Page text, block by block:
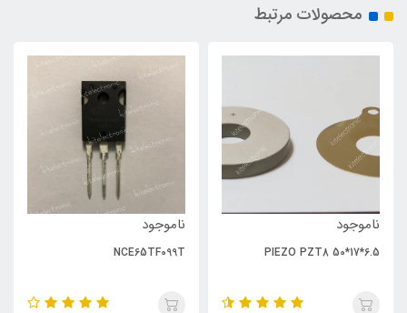
محصولات مرتبط
ناموجود
PIEZO PZT8 50*17*6.5
ناموجود
NCE65TF099T